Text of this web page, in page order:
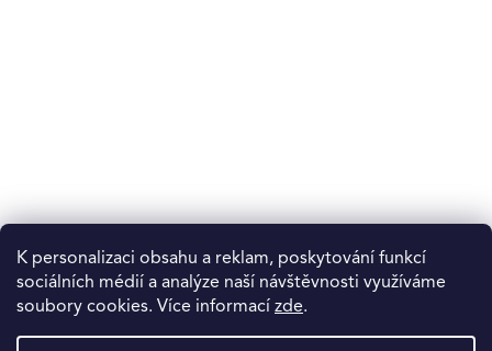
K personalizaci obsahu a reklam, poskytování funkcí
sociálních médií a analýze naší návštěvnosti využíváme
soubory cookies. Více informací zde.